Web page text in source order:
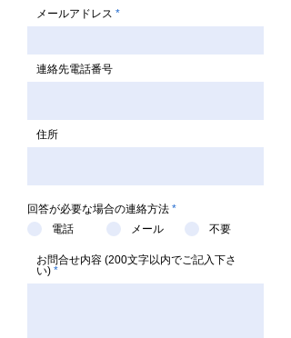
メールアドレス
連絡先電話番号
住所
回答が必要な場合の連絡方法 *
電話
メール 不要
お問合せ内容 (200文字以内でご記入下さ
い)